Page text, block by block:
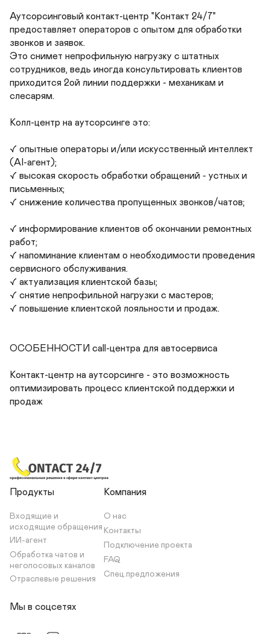
Аутсорсинговый контакт-центр "Контакт 24/7"
предоставляет операторов с опытом для обработки
звонков и заявок.
Это снимет непрофильную нагрузку с штатных
сотрудников, ведь иногда консультировать клиентов
приходится 2ой линии поддержки - механикам и
слесарям.
Колл-центр на аутсорсинге это:
✓ опытные операторы и/или искусственный интеллект
(AI-агент);
✓ высокая скорость обработки обращений - устных и
письменных;
✓ снижение количества пропущенных звонков/чатов;
✓ информирование клиентов об окончании ремонтных
работ;
✓ напоминание клиентам о необходимости проведения
сервисного обслуживания.
✓ актуализация клиентской базы;
✓ снятие непрофильной нагрузки с мастеров;
✓ повышение клиентской лояльности и продаж.
ОСОБЕННОСТИ call-центра для автосервиса
Контакт-центр на аутсорсинге - это возможность
оптимизировать процесс клиентской поддержки и
продаж
Продукты
Входящие и
исходящие обращения
ИИ-агент
Обработка чатов и
неголосовых каналов
Отраслевые решения
Компания
О нас
Контакты
Подключение проекта
FAQ
Спец.предложения
Мы в соцсетях